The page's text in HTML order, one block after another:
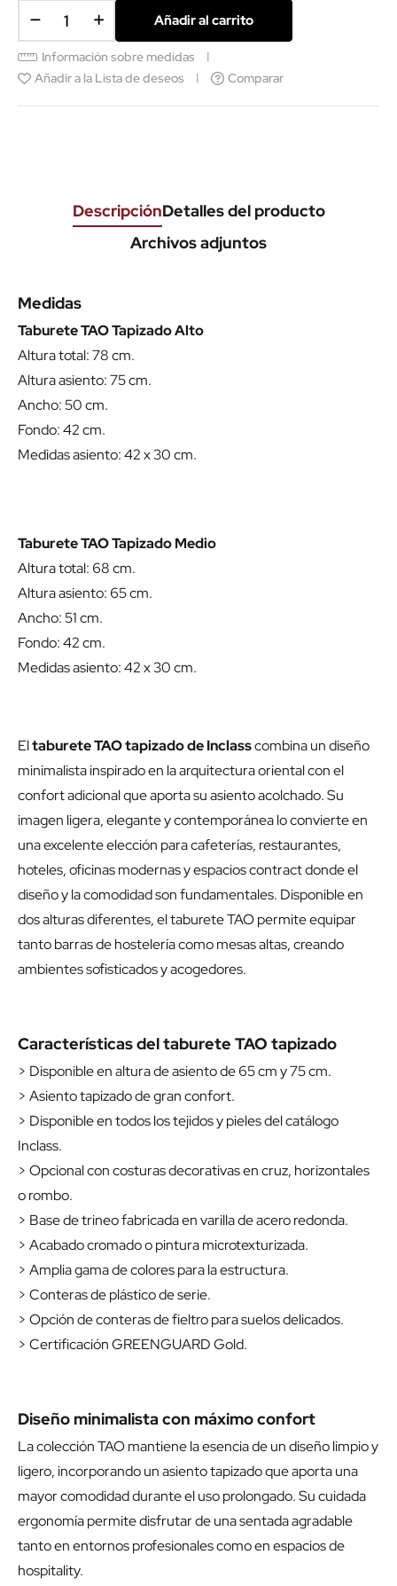
Añadir al carrito
Información sobre medidas
Añadir a la Lista de deseos
Comparar
DescripciónDetalles del producto
Archivos adjuntos
Medidas
Taburete TAO Tapizado Alto
Altura total: 78 cm.
Altura asiento: 75 cm.
Ancho: 50 cm.
Fondo: 42 cm.
Medidas asiento: 42 x 30 cm.
Taburete TAO Tapizado Medio
Altura total: 68 cm.
Altura asiento: 65 cm.
Ancho: 51 cm.
Fondo: 42 cm.
Medidas asiento: 42 x 30 cm.
Eltaburete TAO tapizado de Inclasscombina un diseño
minimalista inspirado en la arquitectura oriental con el
confort adicional que aporta su asiento acolchado. Su
imagen ligera, elegante y contemporánea lo convierte en
una excelente elección para cafeterías, restaurantes,
hoteles, oficinas modernas y espacios contract donde el
diseño y la comodidad son fundamentales. Disponible en
dos alturas diferentes, el taburete TAO permite equipar
tanto barras de hostelería como mesas altas, creando
ambientes sofisticados y acogedores.
Características del taburete TAO tapizado
> Disponible en altura de asiento de 65 cm y 75 cm.
> Asiento tapizado de gran confort.
> Disponible en todos los tejidos y pieles del catálogo
Inclass.
> Opcional con costuras decorativas en cruz, horizontales
o rombo.
> Base de trineo fabricada en varilla de acero redonda.
> Acabado cromado o pintura microtexturizada.
> Amplia gama de colores para la estructura.
> Conteras de plástico de serie.
> Opción de conteras de fieltro para suelos delicados.
> Certificación GREENGUARD Gold.
Diseño minimalista con máximo confort
La colección TAO mantiene la esencia de un diseño limpio y
ligero, incorporando un asiento tapizado que aporta una
mayor comodidad durante el uso prolongado. Su cuidada
ergonomía permite disfrutar de una sentada agradable
tanto en entornos profesionales como en espacios de
hospitality.